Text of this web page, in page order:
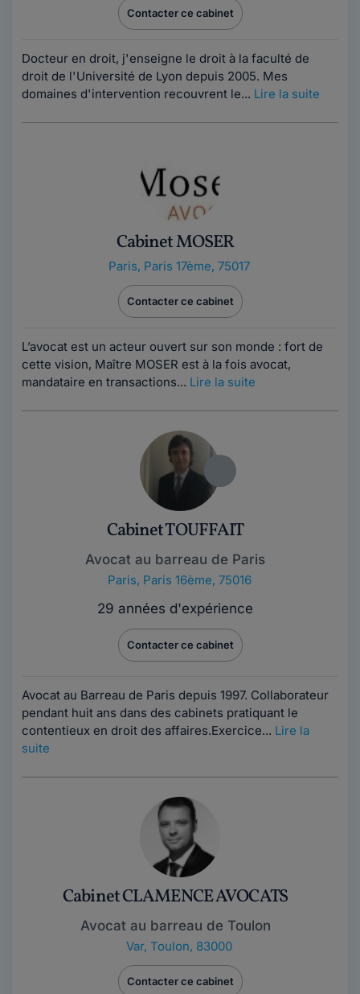
Contacter ce cabinet
Docteur en droit, j'enseigne le droit à la faculté de
droit de l'Université de Lyon depuis 2005. Mes
domaines d'intervention recouvrent le... Lire la suite
Cabinet MOSER
Paris, Paris 17ème, 75017
Contacter ce cabinet
L’avocat est un acteur ouvert sur son monde : fort de
cette vision, Maître MOSER est à la fois avocat,
mandataire en transactions... Lire la suite
Cabinet TOUFFAIT
Avocat au barreau de Paris
Paris, Paris 16ème, 75016
29 années d'expérience
Contacter ce cabinet
Avocat au Barreau de Paris depuis 1997. Collaborateur
pendant huit ans dans des cabinets pratiquant le
contentieux en droit des affaires.Exercice... Lire la
suite
Cabinet CLAMENCE AVOCATS
Avocat au barreau de Toulon
Var, Toulon, 83000
Contacter ce cabinet